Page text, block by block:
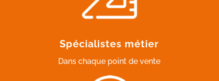
Spécialistes métier
Dans chaque point de vente